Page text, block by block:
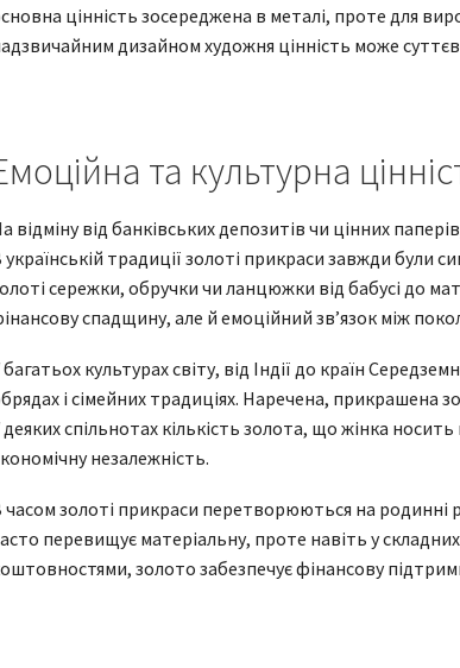
цінність зосереджена в металі, проте для
дизайном художня цінність може
та культурна
відміну від банківських депозитів чи цінних
українській традиції золоті прикраси завжди
сережки, обручки чи ланцюжки від бабусі до
спадщину, але й емоційний зв’язок між
багатьох культурах світу, від Індії до країн
і сімейних традиціях. Наречена, прикрашена
деяких спільнотах кількість золота, що жінка носить
незалежність.
часом золоті прикраси перетворюються на родинні
перевищує матеріальну, проте навіть у
золото забезпечує фінансову